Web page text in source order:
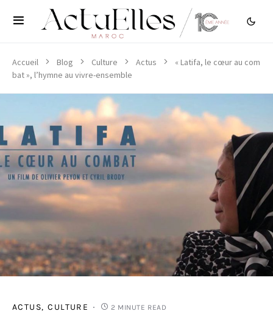
Accueil Blog Culture Actus
« Latifa, le cœur au com
bat », l’hymne au vivre-ensemble
ACTUS CULTURE 2 MINUTE READ